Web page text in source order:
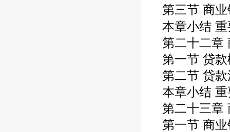
第三节 商
本章小结
第二十二章
第一节 贷
第二节 贷
本章小结
第二十三章
第一节 商